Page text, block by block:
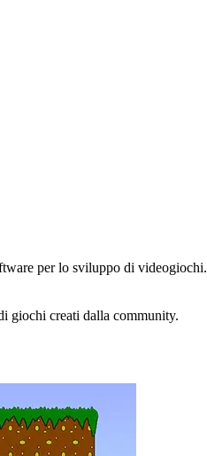
per lo sviluppo di videogiochi.
giochi creati dalla community.